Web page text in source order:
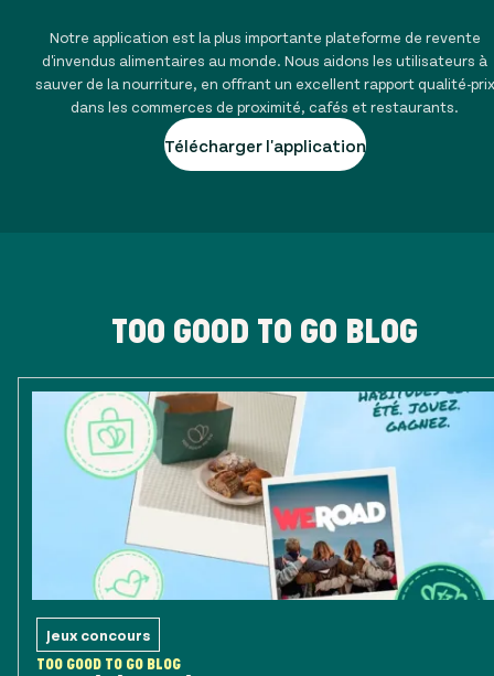
Notre application est la plus importante plateforme de revente
d'invendus alimentaires au monde. Nous aidons les utilisateurs à
sauver de la nourriture, en offrant un excellent rapport qualité-prix
dans les commerces de proximité, cafés et restaurants.
Télécharger l'application
TOO GOOD TO GO BLOG
Jeux concours
TOO GOOD TO GO BLOG